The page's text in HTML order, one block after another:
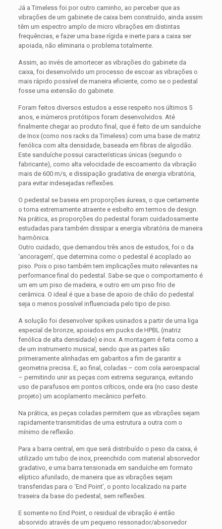
Já a Timeless foi por outro caminho, ao perceber que as
vibrações de um gabinete de caixa bem construído, ainda assim
têm um espectro amplo de micro vibrações em distintas
frequências, e fazer uma base rígida e inerte para a caixa ser
apoiada, não eliminaria o problema totalmente.
Assim, ao invés de amortecer as vibrações do gabinete da
caixa, foi desenvolvido um processo de escoar as vibrações o
mais rápido possível de maneira eficiente, como se o pedestal
fosse uma extensão do gabinete.
Foram feitos diversos estudos a esse respeito nos últimos 5
anos, e inúmeros protótipos foram desenvolvidos. Até
finalmente chegar ao produto final, que é feito de um sanduíche
de Inox (como nos racks da Timeless) com uma base de matriz
fenólica com alta densidade, baseada em fibras de algodão.
Este sanduíche possui características únicas (segundo o
fabricante), como alta velocidade de escoamento da vibração
mais de 600 m/s, e dissipação gradativa de energia vibratória,
para evitar indesejadas reflexões.
O pedestal se baseia em proporções áureas, o que certamente
o torna extremamente atraente e esbelto em termos de design.
Na prática, as proporções do pedestal foram cuidadosamente
estudadas para também dissipar a energia vibratória de maneira
harmônica.
Outro cuidado, que demandou três anos de estudos, foi o da
‘ancoragem’, que determina como o pedestal é acoplado ao
piso. Pois o piso também tem implicações muito relevantes na
performance final do pedestal. Sabe-se que o comportamento é
um em um piso de madeira, e outro em um piso frio de
cerâmica. O ideal é que a base de apoio de chão do pedestal
seja o menos possível influenciada pelo tipo de piso.
A solução foi desenvolver spikes usinados a partir de uma liga
especial de bronze, apoiados em pucks de HPBL (matriz
fenólica de alta densidade) e inox. A montagem é feita como a
de um instrumento musical, sendo que as partes são
primeiramente alinhadas em gabaritos a fim de garantir a
geometria precisa. E, ao final, coladas – com cola aeroespacial
– permitindo unir as peças com extrema segurança, evitando
uso de parafusos em pontos críticos, onde era (no caso deste
projeto) um acoplamento mecânico perfeito.
Na prática, as peças coladas permitem que as vibrações sejam
rapidamente transmitidas de uma estrutura a outra com o
mínimo de reflexão.
Para a barra central, em que será distribuído o peso da caixa, é
utilizado um tubo de inox, preenchido com material absorvedor
gradativo, e uma barra tensionada em sanduíche em formato
elíptico afunilado, de maneira que as vibrações sejam
transferidas para o ‘End Point’, o ponto localizado na parte
traseira da base do pedestal, sem reflexões.
E somente no End Point, o residual de vibração é então
absorvido através de um pequeno ressonador/absorvedor